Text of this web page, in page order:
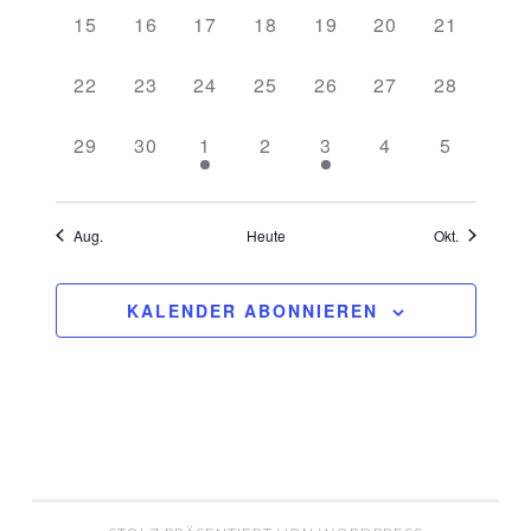
0
15
0
16
0
17
0
18
0
19
0
20
0
21
0
22
0
23
0
24
0
25
0
26
0
27
0
28
0
VERANSTALTUNGEN,
29
0
VERANSTALTUNGEN,
30
1
VERANSTALTUNG,
1
0
VERANSTALTUNGEN,
2
1
VERANSTALTUNG,
3
0
4
0
5
Aug. Heute Okt.
KALENDER ABONNIEREN